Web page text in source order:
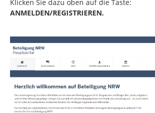
Klicken Sie dazu oben auf die Taste:
ANMELDEN/REGISTRIEREN.